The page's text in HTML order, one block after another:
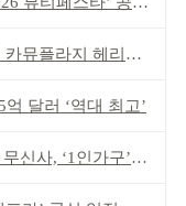
라지 헤리티지 담아
달러 ‘역대 최고’
‘1인가구’가 이끈다